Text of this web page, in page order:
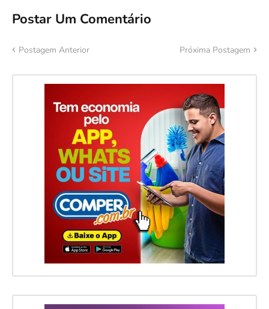
Postar Um Comentário
Postagem Anterior Próxima Postagem